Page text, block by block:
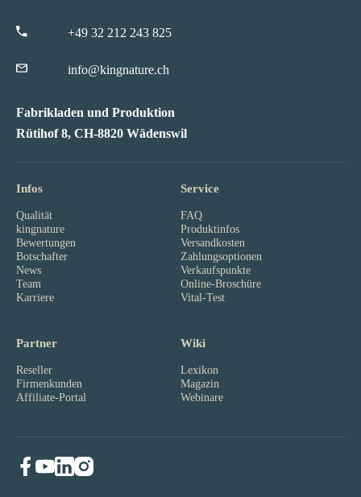
+49 32 212 243 825
info@kingnature.ch
Fabrikladen und Produktion
Rütihof 8, CH-8820 Wädenswil
Infos
Qualität
kingnature
Bewertungen
Botschafter
News
Team
Karriere
Service
FAQ
Produktinfos
Versandkosten
Zahlungsoptionen
Verkaufspunkte
Online-Broschüre
Vital-Test
Partner
Reseller
Firmenkunden
Affiliate-Portal
Wiki
Lexikon
Magazin
Webinare